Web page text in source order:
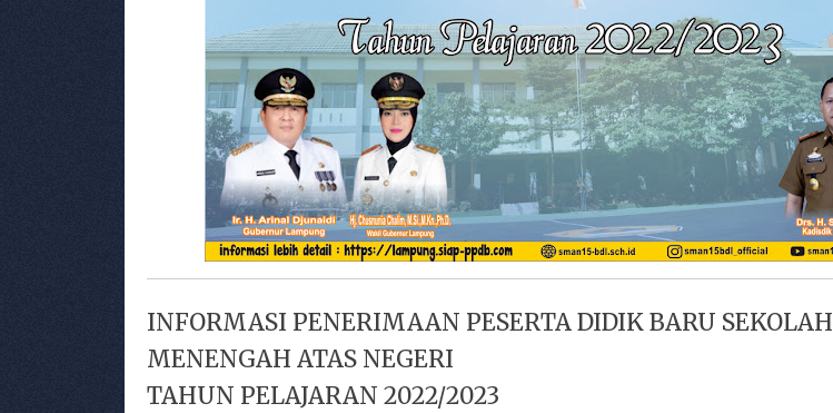
INFORMASI PENERIMAAN PESERTA DIDIK BARU SEKOLAH
MENENGAH ATAS NEGERI
TAHUN PELAJARAN 2022/2023